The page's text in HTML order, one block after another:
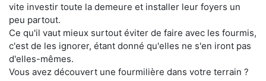
vite investir toute la demeure et installer leur foyers un
peu partout.
Ce qu'il vaut mieux surtout éviter de faire avec les fourmis,
c'est de les ignorer, étant donné qu'elles ne s'en iront pas
d'elles-mêmes.
Vous avez découvert une fourmilière dans votre terrain ?